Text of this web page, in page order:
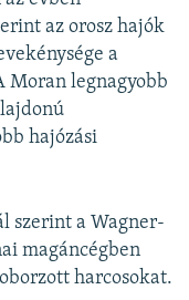
az orosz hajók
a
Moran legnagyobb
hajózási
szerint a Wagner-
magáncégben
harcosokat.